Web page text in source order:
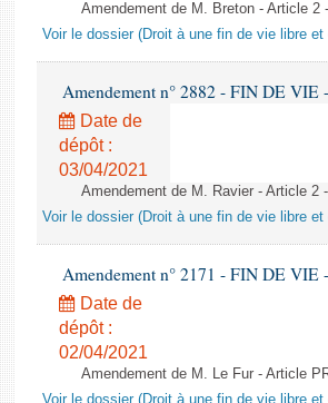
Amendement de M. Breton - Article 2 -
Voir le dossier (Droit à une fin de vie libre et
Amendement n° 2882 - FIN DE VIE
Date de
dépôt :
03/04/2021
Amendement de M. Ravier - Article 2 -
Voir le dossier (Droit à une fin de vie libre et
Amendement n° 2171 - FIN DE VIE
Date de
dépôt :
02/04/2021
Amendement de M. Le Fur - Article
Voir le dossier (Droit à une fin de vie libre et